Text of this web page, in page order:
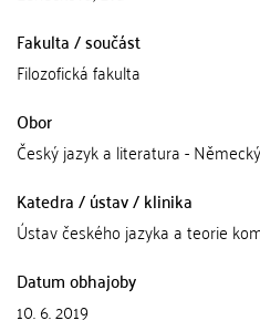
Fakulta / součást
Filozofická fakulta
Obor
Český jazyk a literatura -
Katedra / ústav / klinika
Ústav českého jazyka a teorie
Datum obhajoby
10. 6. 2019